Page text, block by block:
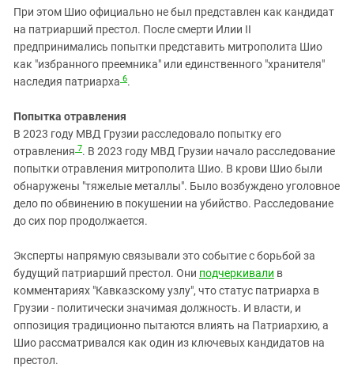
При этом Шио официально не был представлен как кандидат
на патриарший престол. После смерти Илии II
предпринимались попытки представить митрополита Шио
как "избранного преемника" или единственного "хранителя"
наследия патриарха 6.
Попытка отравления
В 2023 году МВД Грузии расследовало попытку его
отравления 7. В 2023 году МВД Грузии начало расследование
попытки отравления митрополита Шио. В крови Шио были
обнаружены "тяжелые металлы". Было возбуждено уголовное
дело по обвинению в покушении на убийство. Расследование
до сих пор продолжается.
Эксперты напрямую связывали это событие с борьбой за
будущий патриарший престол. Они подчеркивали в
комментариях "Кавказскому узлу", что статус патриарха в
Грузии - политически значимая должность. И власти, и
оппозиция традиционно пытаются влиять на Патриархию, а
Шио рассматривался как один из ключевых кандидатов на
престол.